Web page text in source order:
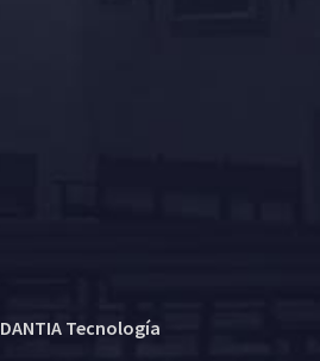
DANTIA Tecnología